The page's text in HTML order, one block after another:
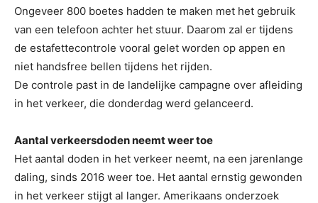
Ongeveer 800 boetes hadden te maken met het gebruik
van een telefoon achter het stuur. Daarom zal er tijdens
de estafettecontrole vooral gelet worden op appen en
niet handsfree bellen tijdens het rijden.
De controle past in de landelijke campagne over afleiding
in het verkeer, die donderdag werd gelanceerd.
Aantal verkeersdoden neemt weer toe
Het aantal doden in het verkeer neemt, na een jarenlange
daling, sinds 2016 weer toe. Het aantal ernstig gewonden
in het verkeer stijgt al langer. Amerikaans onderzoek